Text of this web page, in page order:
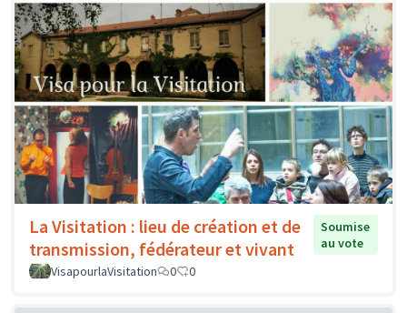
La Visitation : lieu de création et de
transmission, fédérateur et vivant
Soumise
au vote
VisapourlaVisitation
0 0